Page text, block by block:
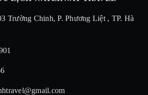
Trường Chinh, P. Phương Liệt , TP. Hà